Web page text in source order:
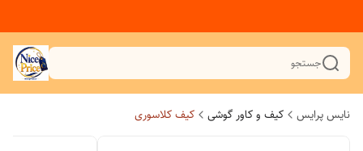
جستجو
نایس پرایس کیف و کاور گوشی کیف کلاسوری